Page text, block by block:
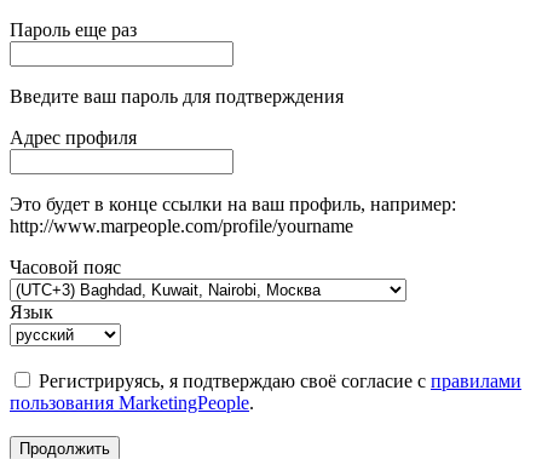
Пароль еще раз
Введите ваш пароль для подтверждения
Адрес профиля
Это будет в конце ссылки на ваш профиль, например:
http://www.marpeople.com/profile/yourname
Часовой пояс
Язык
Регистрируясь, я подтверждаю своё согласие с правилами
пользования MarketingPeople.
Продолжить